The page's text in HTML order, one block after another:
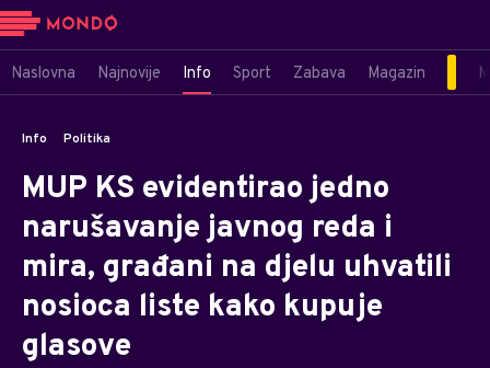
Naslovna Najnovije Info Sport Zabava Magazin
Info Politika
MUP KS evidentirao jedno
narušavanje javnog reda i
mira, građani na djelu uhvatili
nosioca liste kako kupuje
glasove